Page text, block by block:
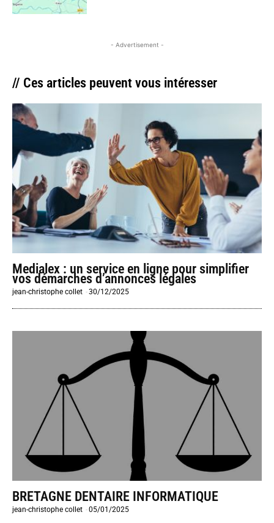
- Advertisement -
// Ces articles peuvent vous intéresser
Medialex : un service en ligne pour simplifier
vos démarches d’annonces légales
jean-christophe collet -30/12/2025
BRETAGNE DENTAIRE INFORMATIQUE
jean-christophe collet -05/01/2025